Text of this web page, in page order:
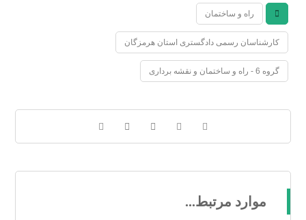
راه و ساختمان
کارشناسان رسمی دادگستری استان هرمزگان
گروه 6 - راه و ساختمان و نقشه برداری
موارد مرتبط...